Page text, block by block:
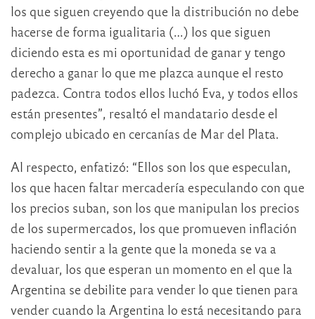
los que siguen creyendo que la distribución no debe
hacerse de forma igualitaria (…) los que siguen
diciendo esta es mi oportunidad de ganar y tengo
derecho a ganar lo que me plazca aunque el resto
padezca. Contra todos ellos luchó Eva, y todos ellos
están presentes”, resaltó el mandatario desde el
complejo ubicado en cercanías de Mar del Plata.
Al respecto, enfatizó: “Ellos son los que especulan,
los que hacen faltar mercadería especulando con que
los precios suban, son los que manipulan los precios
de los supermercados, los que promueven inflación
haciendo sentir a la gente que la moneda se va a
devaluar, los que esperan un momento en el que la
Argentina se debilite para vender lo que tienen para
vender cuando la Argentina lo está necesitando para